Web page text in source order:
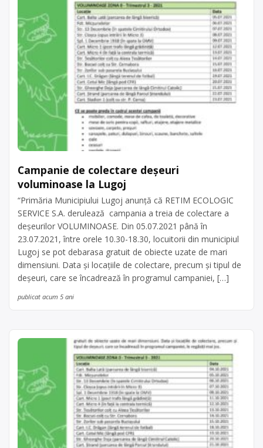
Campanie de colectare deșeuri
voluminoase la Lugoj
“Primăria Municipiului Lugoj anunță că RETIM ECOLOGIC
SERVICE S.A. derulează campania a treia de colectare a
deșeurilor VOLUMINOASE. Din 05.07.2021 până în
23.07.2021, între orele 10.30-18.30, locuitorii din municipiul
Lugoj se pot debarasa gratuit de obiecte uzate de mari
dimensiuni. Data și locațiile de colectare, precum și tipul de
deșeuri, care se încadrează în programul campaniei, […]
publicat acum 5 ani